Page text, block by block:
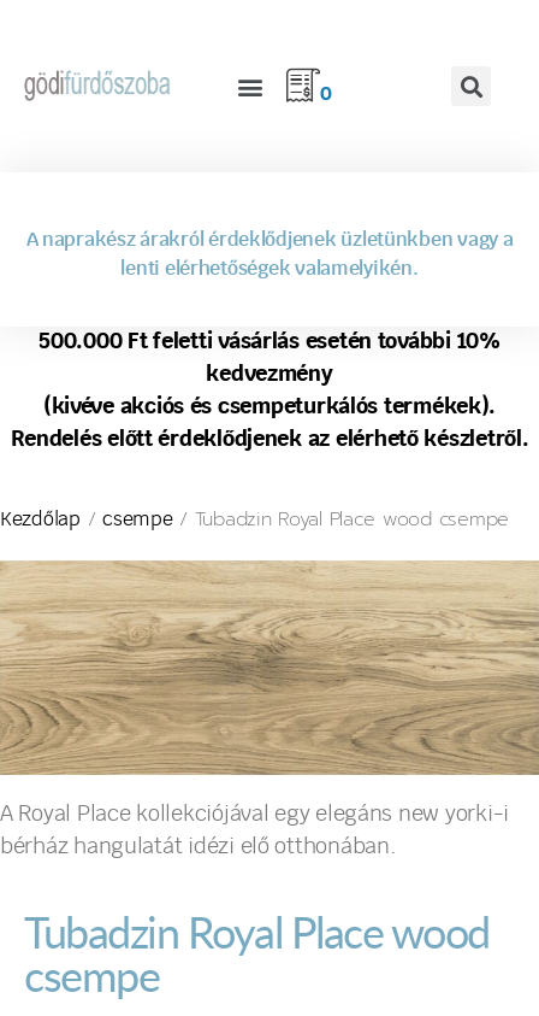
0
A naprakész árakról érdeklődjenek üzletünkben vagy a
lenti elérhetőségek valamelyikén.
500.000 Ft feletti vásárlás esetén további 10%
kedvezmény
(kivéve akciós és csempeturkálós termékek).
Rendelés előtt érdeklődjenek az elérhető készletről.
Kezdőlap /csempe/ Tubadzin Royal Place wood csempe
A Royal Place kollekciójával egy elegáns new yorki-i
bérház hangulatát idézi elő otthonában.
Tubadzin Royal Place wood
csempe